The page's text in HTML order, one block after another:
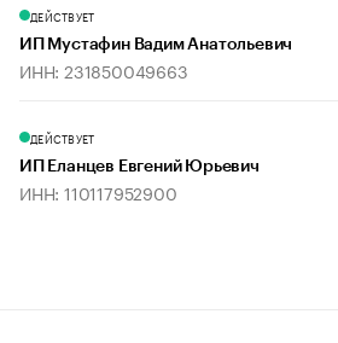
ДЕЙСТВУЕТ
ИП Мустафин Вадим Анатольевич
ИНН: 231850049663
ДЕЙСТВУЕТ
ИП Еланцев Евгений Юрьевич
ИНН: 110117952900